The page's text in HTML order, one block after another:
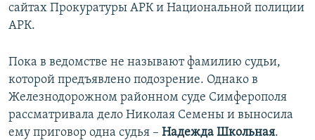
сайтах Прокуратуры АРК и Национальной полиции
АРК.
Пока в ведомстве не называют фамилию судьи,
которой предъявлено подозрение. Однако в
Железнодорожном районном суде Симферополя
рассматривала дело Николая Семены и выносила
ему приговор одна судья – Надежда Школьная.